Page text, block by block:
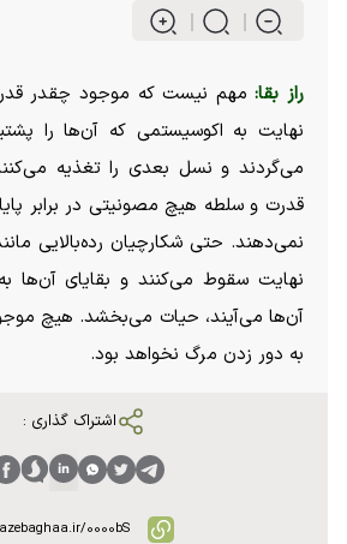
راز بقا:مهم نیست که موجود چقدر
نهایت به اکوسیستمی که آن‌ها را
می‌گردند و نسل بعدی را تغذیه
قدرت و سلطه هیچ مصونیتی در برابر
نمی‌دهند. حتی شکارچیان رده‌بالایی
نهایت سقوط می‌کنند و بقایای آن‌ها
آن‌ها می‌آیند، حیات می‌بخشد. هیچ
به دور زدن مرگ نخواهد بود.
اشتراک گذاری :